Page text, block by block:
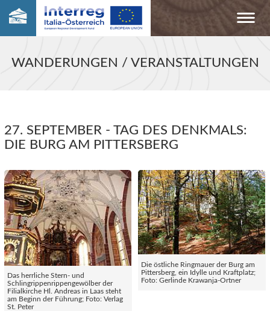
WANDERUNGEN / VERANSTALTUNGEN
27. SEPTEMBER - TAG DES DENKMALS:
DIE BURG AM PITTERSBERG
Das herrliche Stern- und
Schlingrippenrippengewölber der
Filialkirche Hl. Andreas in Laas steht
am Beginn der Führung; Foto: Verlag
St. Peter
Die östliche Ringmauer der Burg am
Pittersberg, ein Idylle und Kraftplatz;
Foto: Gerlinde Krawanja-Ortner